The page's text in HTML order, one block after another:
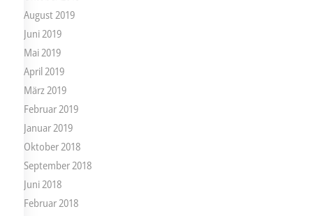
August 2019
Juni 2019
Mai 2019
April 2019
März 2019
Februar 2019
Januar 2019
Oktober 2018
September 2018
Juni 2018
Februar 2018